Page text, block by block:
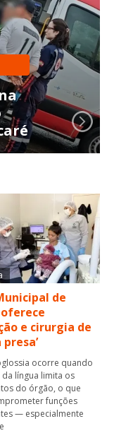
de
e cirurgia de
ocorre quando
língua limita os
do órgão, o que
funções
— especialmente